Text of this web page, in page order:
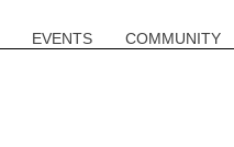
EVENTS COMMUNITY